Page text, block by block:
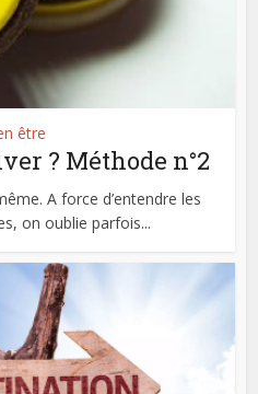
être
? Méthode n°2
A force d’entendre les
on oublie parfois...